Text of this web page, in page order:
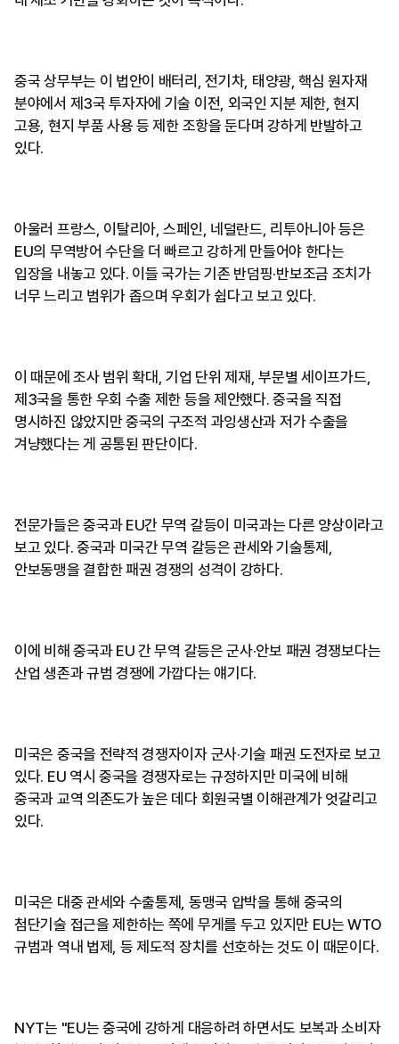
중국 상무부는 이 법안이 배터리, 전기차, 태양광, 핵심 원자재
분야에서 제3국 투자자에 기술 이전, 외국인 지분 제한, 현지
고용, 현지 부품 사용 등 제한 조항을 둔다며 강하게 반발하고
있다.
아울러 프랑스, 이탈리아, 스페인, 네덜란드, 리투아니아 등은
EU의 무역방어 수단을 더 빠르고 강하게 만들어야 한다는
입장을 내놓고 있다. 이들 국가는 기존 반덤핑·반보조금 조치가
너무 느리고 범위가 좁으며 우회가 쉽다고 보고 있다.
이 때문에 조사 범위 확대, 기업 단위 제재, 부문별 세이프가드,
제3국을 통한 우회 수출 제한 등을 제안했다. 중국을 직접
명시하진 않았지만 중국의 구조적 과잉생산과 저가 수출을
겨냥했다는 게 공통된 판단이다.
전문가들은 중국과 EU간 무역 갈등이 미국과는 다른 양상이라고
보고 있다. 중국과 미국간 무역 갈등은 관세와 기술통제,
안보동맹을 결합한 패권 경쟁의 성격이 강하다.
이에 비해 중국과 EU 간 무역 갈등은 군사·안보 패권 경쟁보다는
산업 생존과 규범 경쟁에 가깝다는 얘기다.
미국은 중국을 전략적 경쟁자이자 군사·기술 패권 도전자로 보고
있다. EU 역시 중국을 경쟁자로는 규정하지만 미국에 비해
중국과 교역 의존도가 높은 데다 회원국별 이해관계가 엇갈리고
있다.
미국은 대중 관세와 수출통제, 동맹국 압박을 통해 중국의
첨단기술 접근을 제한하는 쪽에 무게를 두고 있지만 EU는 WTO
규범과 역내 법제, 등 제도적 장치를 선호하는 것도 이 때문이다.
NYT는 "EU는 중국에 강하게 대응하려 하면서도 보복과 소비자